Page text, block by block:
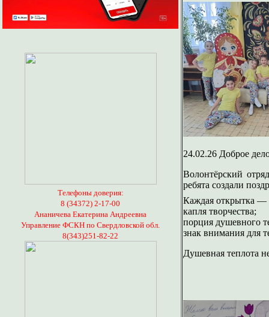
Телефоны доверия:
8 (34372) 2-17-00
Ананичева Екатерина Андреевна
Управление ФСКН по Свердловской обл.
8(343)251-82-22
24.02.26 Доброе
Волонтёрский
ребята создали
Каждая открытка —
капля творчества;
порция душевного
знак внимания для
Душевная теплота